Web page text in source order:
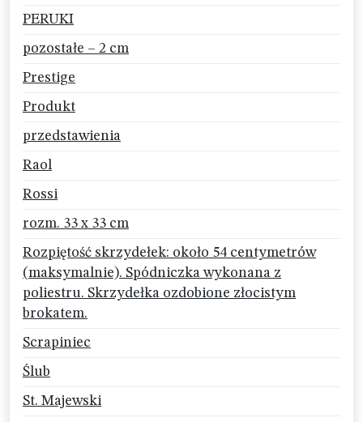
PERUKI
pozostałe – 2 cm
Prestige
Produkt
przedstawienia
Raol
Rossi
rozm. 33 x 33 cm
Rozpiętość skrzydełek: około 54 centymetrów
(maksymalnie). Spódniczka wykonana z
poliestru. Skrzydełka ozdobione złocistym
brokatem.
Scrapiniec
Ślub
St. Majewski